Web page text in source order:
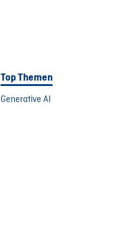
Top Themen
Generative AI